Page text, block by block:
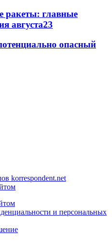
ракеты: главные
августа23
опасный
korrespondent.net
и персональных